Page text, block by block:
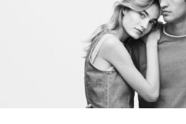
INFORMACIÓN GENERAL